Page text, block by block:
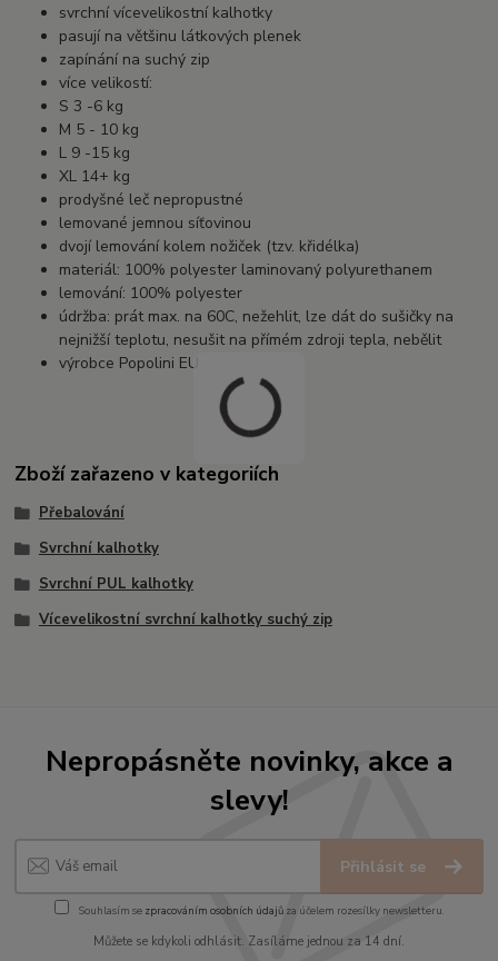
svrchní vícevelikostní kalhotky
pasují na většinu látkových plenek
zapínání na suchý zip
více velikostí:
S 3 -6 kg
M 5 - 10 kg
L 9 -15 kg
XL 14+ kg
prodyšné leč nepropustné
lemované jemnou síťovinou
dvojí lemování kolem nožiček (tzv. křidélka)
materiál: 100% polyester laminovaný polyurethanem
lemování: 100% polyester
údržba: prát max. na 60C, nežehlit, lze dát do sušičky na
nejnižší teplotu, nesušit na přímém zdroji tepla, nebělit
výrobce Popolini EU
Zboží zařazeno v kategoriích
Přebalování
Svrchní kalhotky
Svrchní PUL kalhotky
Vícevelikostní svrchní kalhotky suchý zip
Nepropásněte novinky, akce a
slevy!
Přihlásit se
Souhlasím se zpracováním osobních údajůza účelem rozesílky newsletteru.
Můžete se kdykoli odhlásit. Zasíláme jednou za 14 dní.